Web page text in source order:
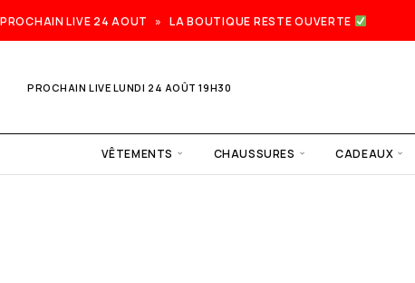
PROCHAIN LIVE 24 AOUT » LA BOUTIQUE RESTE OUVERTE
PROCHAIN LIVE LUNDI 24 AOÛT 19H30
VÊTEMENTS CHAUSSURES CADEAUX